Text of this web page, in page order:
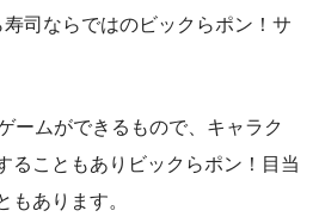
司ならではのビックらポン！サ
ームができるもので、キャラク
ることもありビックらポン！目当
もあります。